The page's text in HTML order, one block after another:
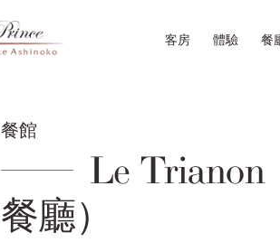
客房 體驗 餐
餐館
Le Trianon
餐廳）